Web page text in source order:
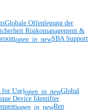
Globale Offenlegung der
Risikomanagement &
open_in_newSBA Support
for Use)open_in_newGlobal
Device Identifier
open_in_newRep